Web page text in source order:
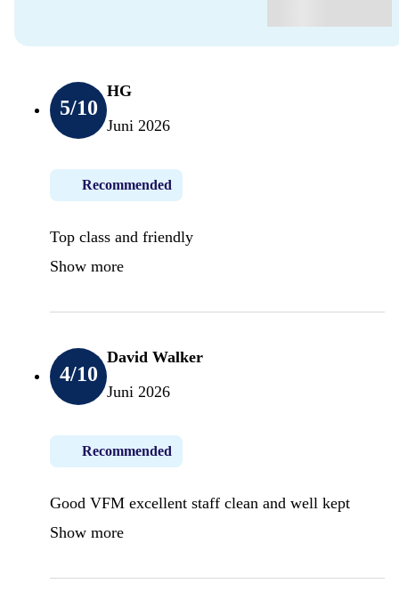
5/10
HG
Juni 2026
Recommended
Top class and friendly
Show more
4/10
David Walker
Juni 2026
Recommended
Good VFM excellent staff clean and well kept
Show more